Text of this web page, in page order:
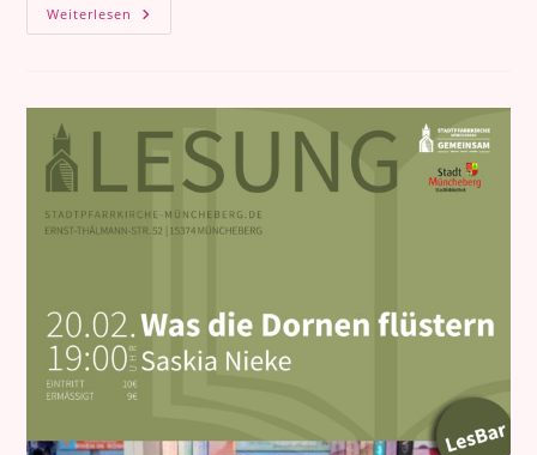
Weiterlesen Lesung
In